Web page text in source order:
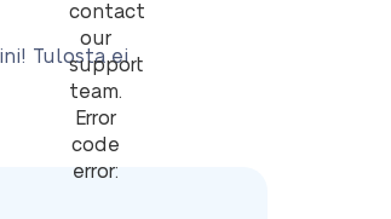
contact
our
support
team.
Error
code
error:
Tulosta ei